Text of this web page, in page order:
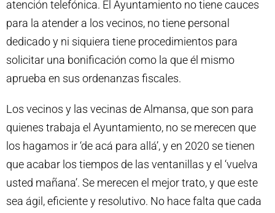
atención telefónica. El Ayuntamiento no tiene cauces
para la atender a los vecinos, no tiene personal
dedicado y ni siquiera tiene procedimientos para
solicitar una bonificación como la que él mismo
aprueba en sus ordenanzas fiscales.
Los vecinos y las vecinas de Almansa, que son para
quienes trabaja el Ayuntamiento, no se merecen que
los hagamos ir ‘de acá para allá’, y en 2020 se tienen
que acabar los tiempos de las ventanillas y el ‘vuelva
usted mañana’. Se merecen el mejor trato, y que este
sea ágil, eficiente y resolutivo. No hace falta que cada